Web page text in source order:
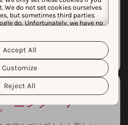
We do not set cookies ourselves
but sometimes third parties
do. Unfortunately, we have no
cookies we use, please
&Privacy Policy
and preferences by
button.
Reject All
Customize
Accept All
せるようバディが付きま
は、新しい仲間とおいしい
の機会です。
ニング・ワー